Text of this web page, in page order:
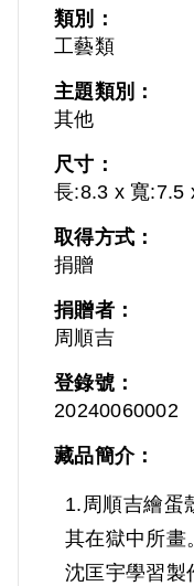
類別：
工藝類
主題類別：
其他
尺寸：
長:8.3 x 寬:7.5
取得方式：
捐贈
捐贈者：
周順吉
登錄號：
20240060002
藏品簡介：
1.周順吉繪蛋
其在獄中所畫
沈匡宇學習製